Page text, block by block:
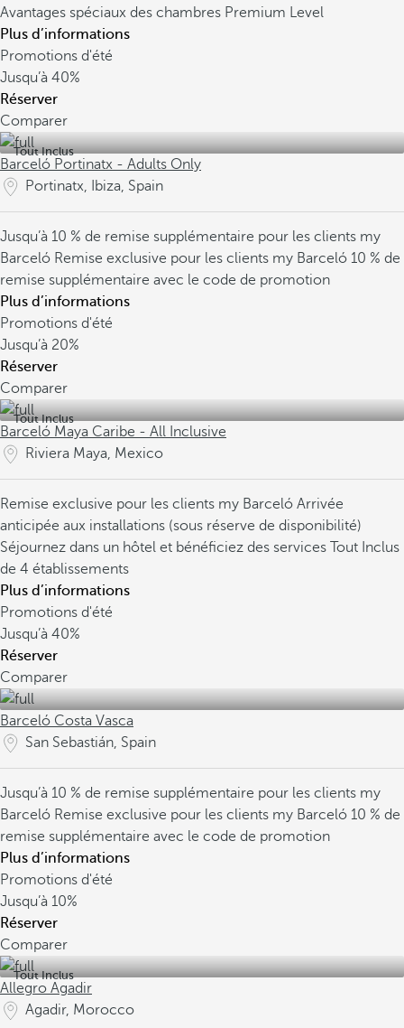
Avantages spéciaux des chambres Premium Level
Plus d’informations
Promotions d'été
Jusqu’à 40%
Réserver
Comparer
Tout Inclus
Barceló Portinatx - Adults Only
Portinatx, Ibiza, Spain
Jusqu’à 10 % de remise supplémentaire pour les clients my
Barceló Remise exclusive pour les clients my Barceló 10 % de
remise supplémentaire avec le code de promotion
Plus d’informations
Promotions d'été
Jusqu’à 20%
Réserver
Comparer
Tout Inclus
Barceló Maya Caribe - All Inclusive
Riviera Maya, Mexico
Remise exclusive pour les clients my Barceló Arrivée
anticipée aux installations (sous réserve de disponibilité)
Séjournez dans un hôtel et bénéficiez des services Tout Inclus
de 4 établissements
Plus d’informations
Promotions d'été
Jusqu’à 40%
Réserver
Comparer
Barceló Costa Vasca
San Sebastián, Spain
Jusqu’à 10 % de remise supplémentaire pour les clients my
Barceló Remise exclusive pour les clients my Barceló 10 % de
remise supplémentaire avec le code de promotion
Plus d’informations
Promotions d'été
Jusqu’à 10%
Réserver
Comparer
Tout Inclus
Allegro Agadir
Agadir, Morocco